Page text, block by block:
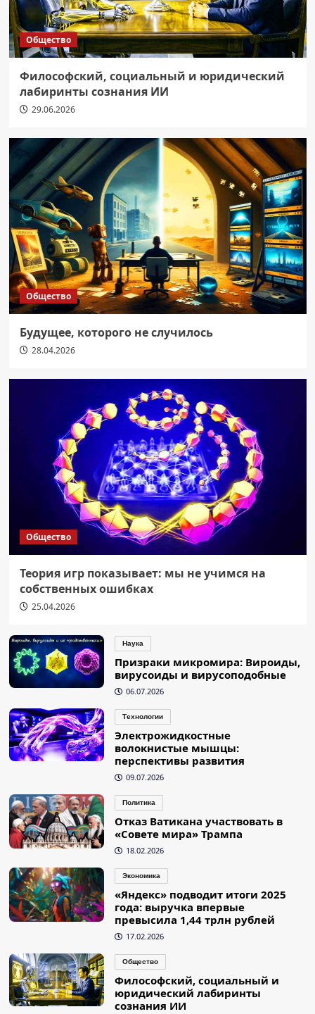
Общество
Философский, социальный и юридический
лабиринты сознания ИИ
29.06.2026
Общество
Будущее, которого не случилось
28.04.2026
Общество
Теория игр показывает: мы не учимся на
собственных ошибках
25.04.2026
Наука
Призраки микромира: Вироиды,
вирусоиды и вирусоподобные
06.07.2026
Технологии
Электрожидкостные
волокнистые мышцы:
перспективы развития
09.07.2026
Политика
Отказ Ватикана участвовать в
«Совете мира» Трампа
18.02.2026
Экономика
«Яндекс» подводит итоги 2025
года: выручка впервые
превысила 1,44 трлн рублей
17.02.2026
Общество
Философский, социальный и
юридический лабиринты
сознания ИИ